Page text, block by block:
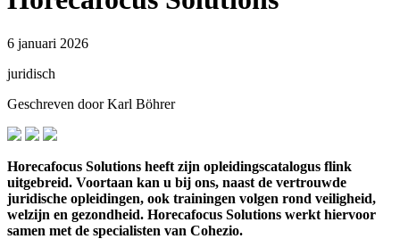
6 januari 2026
juridisch
Geschreven door Karl Böhrer
Horecafocus Solutions heeft zijn opleidingscatalogus flink
uitgebreid. Voortaan kan u bij ons, naast de vertrouwde
juridische opleidingen, ook trainingen volgen rond veiligheid,
welzijn en gezondheid. Horecafocus Solutions werkt hiervoor
samen met de specialisten van Cohezio.